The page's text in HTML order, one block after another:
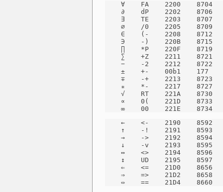
∀    FA    2200    8704
∂    dP    2202    8706
∃    TE    2203    8707
∅    /0    2205    8709
∈    (-    2208    8712
∋    -)    220B    8715
∏    *P    220F    8719
∑    +Z    2211    8721
−    -2    2212    8722
±    +-    00b1    177
∓    -+    2213    8723
∗    *-    2217    8727
√    RT    221A    8730
∝    0(    221D    8733
∞    00    221E    8734
←    <-    2190    8592
↑    -!    2191    8593
→    ->    2192    8594
↓    -v    2193    8595
↔    <>    2194    8596
↕    UD    2195    8597
⇐    <=    21D0    8656
⇒    =>    21D2    8658
⇔    ==    21D4    8660